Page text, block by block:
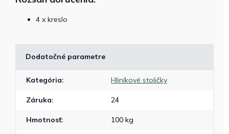
4 x kreslo
Dodatočné parametre
Kategória: Hliníkové stoličky
Záruka: 24
Hmotnosť: 100 kg